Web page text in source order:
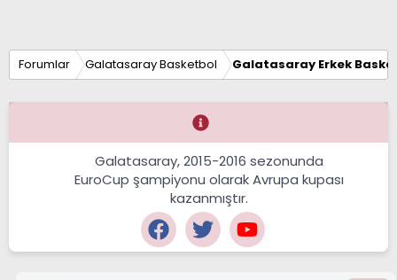
Forumlar Galatasaray Basketbol Galatasaray Erkek
Galatasaray, 2015-2016 sezonunda
EuroCup şampiyonu olarak Avrupa kupası
kazanmıştır.